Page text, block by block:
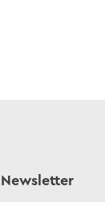
Newsletter